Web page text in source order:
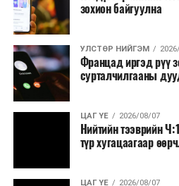
контент, хэвлэлийн
Заавал олгохоос бусад
Санхүүгийн
арванхоёрдугаар сарын 31
эрүүл мэндийн салбар уг
хамрагдахгүй бөгөөд
эрт илрүүлэг,
өвчний эсрэг арга
үргэлжилнэ гэж Ерөнхий сайд
зохион байгуулна
УЛСТӨР НИЙГЭМ
Францад иргэд рүү
сурталчилгааны
ЦАГ ҮЕ 2026/08/07
Нийтийн тээврийн
түр хугацаагаар
ЦАГ ҮЕ 2026/08/07